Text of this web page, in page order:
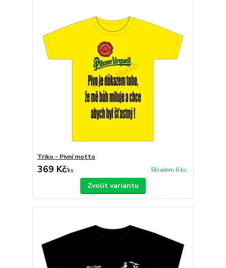
Triko - Pivní motto
369 Kč/ks Skladem 6 ks
Zvolit variantu